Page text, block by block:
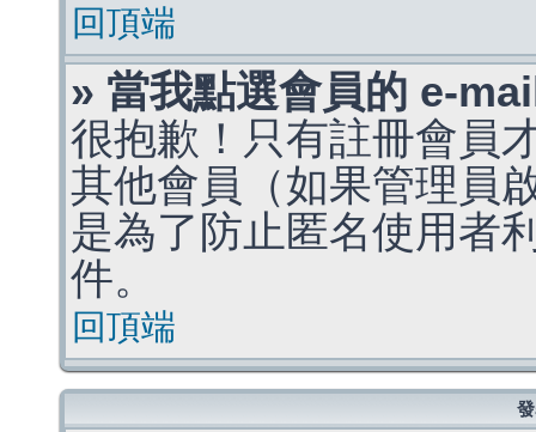
回頂端
» 當我點選會員的 e-
很抱歉！只有註冊會員
其他會員（如果管理員
是為了防止匿名使用者
件。
回頂端